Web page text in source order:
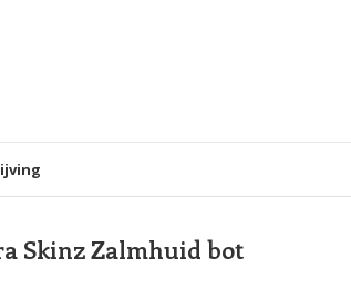
Skinz Zalmhuid bot